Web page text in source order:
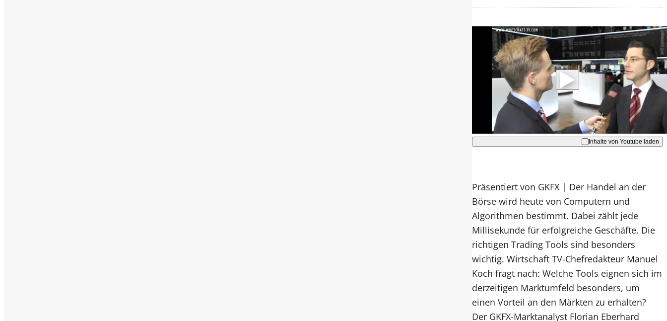
Mit der Wiedergabe dieses Videos
werden Daten an Youtube übertragen.
Hinweise dazu erhalten Sie in der
Datenschutzerklärung.
Akzeptieren
Inhalte von Youtube laden
Präsentiert von GKFX | Der Handel an der
Börse wird heute von Computern und
Algorithmen bestimmt. Dabei zählt jede
Millisekunde für erfolgreiche Geschäfte. Die
richtigen Trading Tools sind besonders
wichtig. Wirtschaft TV-Chefredakteur Manuel
Koch fragt nach: Welche Tools eignen sich im
derzeitigen Marktumfeld besonders, um
einen Vorteil an den Märkten zu erhalten?
Der GKFX-Marktanalyst Florian Eberhard